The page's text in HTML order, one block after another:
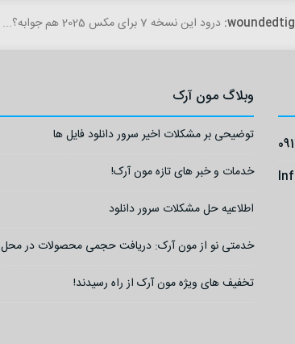
درود این نسخه 7 برای مکس 2025 هم جوابه؟...
وبلاگ مون آرک
توضیحی بر مشکلات اخیر سرور دانلود فایل ها
خدمات و خبر های تازه مون آرک!
اطلاعیه حل مشکلات سرور دانلود
خدمتی نو از مون آرک: دریافت حجمی محصولات در محل
تخفیف های ویژه مون آرک از راه رسیدند!